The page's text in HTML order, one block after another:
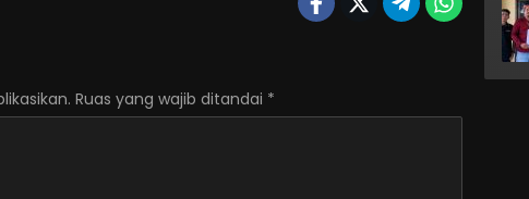
Ruas yang wajib ditandai *